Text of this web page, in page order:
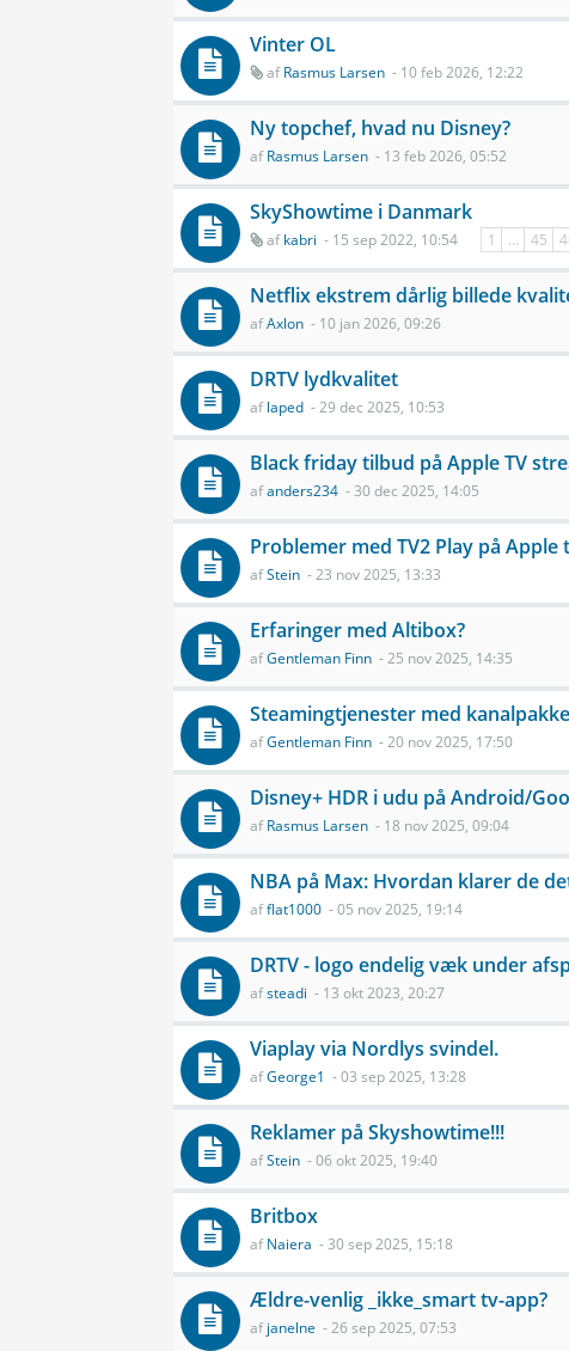
Vinter OL
afRasmus Larsen - 10 feb 2026, 12:22
Ny topchef, hvad nu Disney?
afRasmus Larsen - 13 feb 2026, 05:52
SkyShowtime i Danmark
afkabri - 15 sep 2022, 10:54 1 … 45
Netflix ekstrem dårlig billede
afAxlon - 10 jan 2026, 09:26
DRTV lydkvalitet
aflaped - 29 dec 2025, 10:53
Black friday tilbud på Apple TV
afanders234 - 30 dec 2025, 14:05
Problemer med TV2 Play på Apple
afStein - 23 nov 2025, 13:33
Erfaringer med Altibox?
afGentleman Finn - 25 nov 2025, 14:35
Steamingtjenester med
afGentleman Finn - 20 nov 2025, 17:50
Disney+ HDR i udu på Android/
afRasmus Larsen - 18 nov 2025, 09:04
NBA på Max: Hvordan klarer de
afflat1000 - 05 nov 2025, 19:14
DRTV - logo endelig væk under
afsteadi - 13 okt 2023, 20:27
Viaplay via Nordlys svindel.
afGeorge1 - 03 sep 2025, 13:28
Reklamer på Skyshowtime!!!
afStein - 06 okt 2025, 19:40
Britbox
afNaiera - 30 sep 2025, 15:18
Ældre-venlig _ikke_smart tv-app?
afjanelne - 26 sep 2025, 07:53